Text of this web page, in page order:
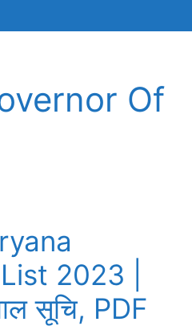
Of
2023 |
सूचि, PDF